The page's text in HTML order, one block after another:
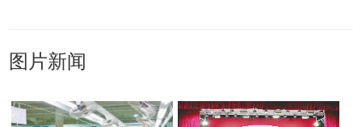
图片新闻